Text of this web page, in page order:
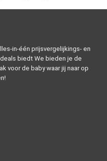
in-één prijsvergelijkings- en
biedt We bieden je de
voor de baby waar jij naar op